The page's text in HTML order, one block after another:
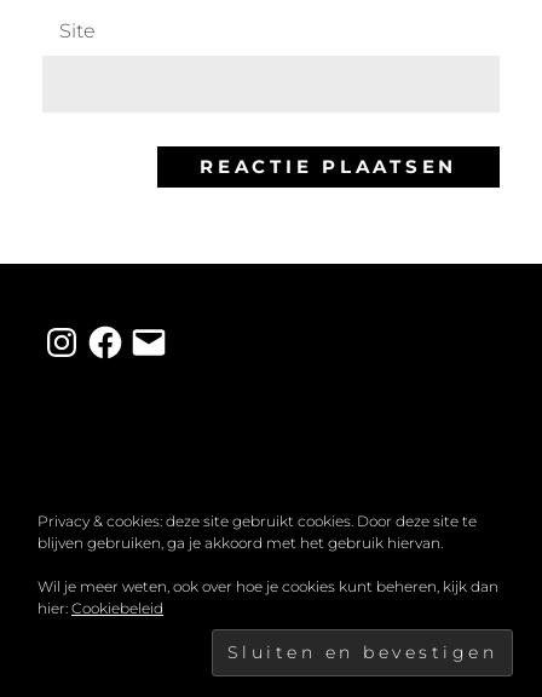
Site
Instagram
Facebook
E-
mail
COPYRIGHT © 2026MIRANDA LAHUIS . ALLE
RECHTEN VOORBEHOUDEN.
FOTOGRAFIE DOORCATCH THEMES
Privacy & cookies: deze site gebruikt cookies. Door deze site te
blijven gebruiken, ga je akkoord met het gebruik hiervan.
Wil je meer weten, ook over hoe je cookies kunt beheren, kijk dan
hier: Cookiebeleid